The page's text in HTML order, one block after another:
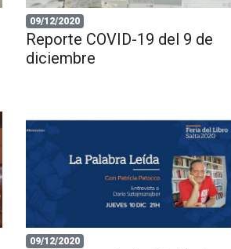
09/12/2020
Reporte COVID-19 del 9 de
diciembre
09/12/2020